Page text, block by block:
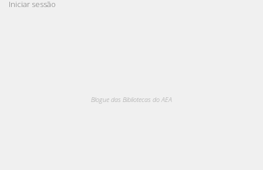
Iniciar sessão
Blogue das Bibliotecas do AEA